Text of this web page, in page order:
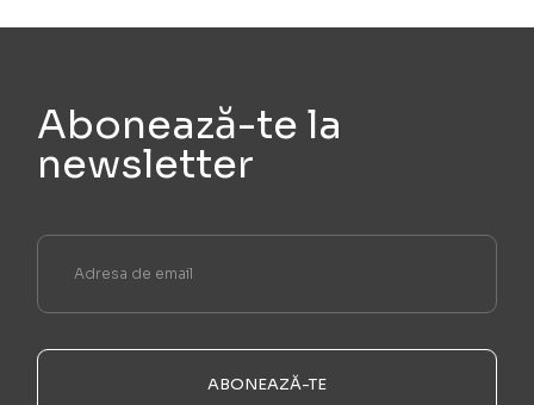
Abonează-te la
newsletter
ABONEAZĂ-TE